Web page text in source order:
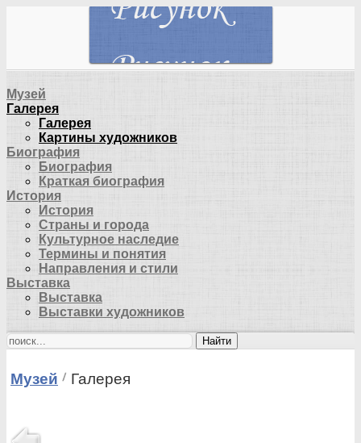
Музей
Галерея
Галерея
Картины художников
Биография
Биография
Краткая биография
История
История
Страны и города
Культурное наследие
Термины и понятия
Направления и стили
Выставка
Выставка
Выставки художников
Найти
Музей Галерея